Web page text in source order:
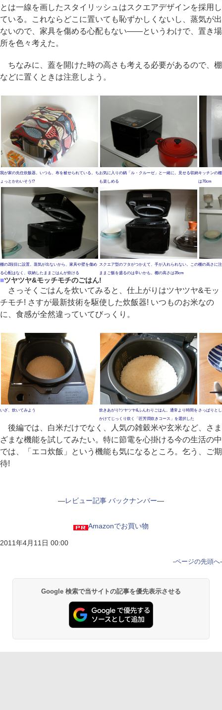
とは一線を画したスタイリッシュはスクエアデザインを採用し
ている。これならどこに置いても恥ずかしくないし、蒸気が出
ないので、家具を傷める心配もない――というわけで、置き場
所を色々考えた。
ちなみに、蓋を開けた時の高さも考える必要があるので、棚
などに置くときは注意しよう。
我が家の先住炊飯器。いつも、布を被せられている。ち
ょっとかわいそう!?
お気に入りの鍋「ル・クルーゼ」と一緒に。見せる収納
も楽しめる
キッチンの
は70cm
棚の2段目に設置。蒸気が出ないから、家具や壁を傷め
る心配はなく、収納したままごはんが炊ける
スクエア型のフタがつかえて、手が入れられない。この
ままご飯を盛るのは辛いかも。棚の高さは35cm
棚の高さに
■ツヤツヤ&モッチモチのごはん!
さっそくごはんを炊いてみると、仕上がりはツヤツヤ&モッ
チモチ! さすが最新技術を駆使した炊飯器! いつものお米なの
に、食感が全然違っていてびっくり。
いざ、炊いてみよう
炊きあがり!ツヤツヤ&ふんわりごはん。通常より時間を
かけてじっくり炊く「匠芳潤炊きコース」を選択した
さっぱりと
後編では、白米だけでなく、人気の雑穀米や玄米など、さま
ざまな機能を試してみたい。特に節電を心掛ける今の生活の中
では、「エコ炊飯」という機能も気になるところ。乞う、ご期
待!
―レビュー記事 バックナンバー―
Amazonでお買い物
2011年4月11日 00:00
-ページの先頭へ-
Google 検索で当サイトの記事を優先表示させる